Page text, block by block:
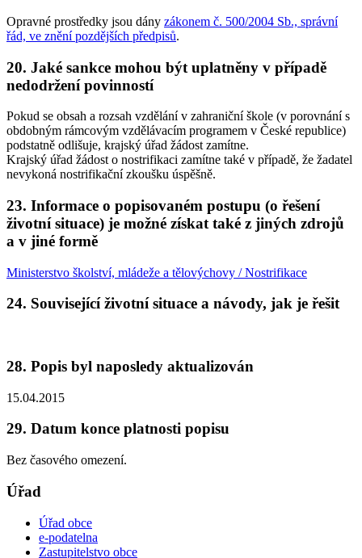
Opravné prostředky jsou dány zákonem č. 500/2004 Sb., správní
řád, ve znění pozdějších předpisů.
20. Jaké sankce mohou být uplatněny v případě
nedodržení povinností
Pokud se obsah a rozsah vzdělání v zahraniční škole (v porovnání s
obdobným rámcovým vzdělávacím programem v České republice)
podstatně odlišuje, krajský úřad žádost zamítne.
Krajský úřad žádost o nostrifikaci zamítne také v případě, že žadatel
nevykoná nostrifikační zkoušku úspěšně.
23. Informace o popisovaném postupu (o řešení
životní situace) je možné získat také z jiných zdrojů
a v jiné formě
Ministerstvo školství, mládeže a tělovýchovy / Nostrifikace
24. Související životní situace a návody, jak je řešit
28. Popis byl naposledy aktualizován
15.04.2015
29. Datum konce platnosti popisu
Bez časového omezení.
Úřad
Úřad obce
e-podatelna
Zastupitelstvo obce